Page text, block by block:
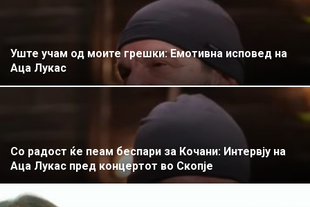
Уште учам од моите грешки: Емотивна исповед на
Аца Лукас
Со радост ќе пеам беспари за Кочани: Интервју на
Аца Лукас пред концертот во Скопје